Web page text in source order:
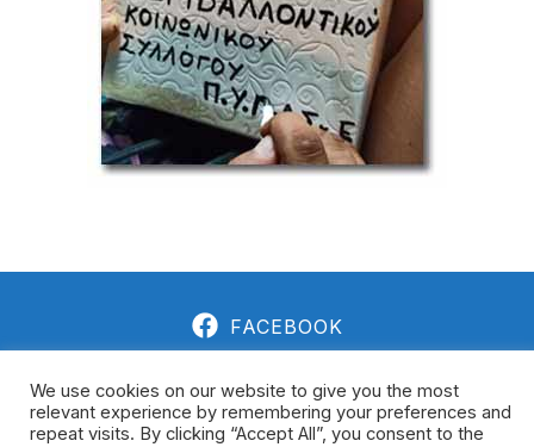
FACEBOOK
ΠΡΩΤΟΒΟΥΛΊΑ ΕΡΕΣΟΎ 2021 - 2026 ΠΕΡΙΒΑΛΛΟΝΤΙΚΌΣ
We use cookies on our website to give you the most
relevant experience by remembering your preferences and
repeat visits. By clicking “Accept All”, you consent to the